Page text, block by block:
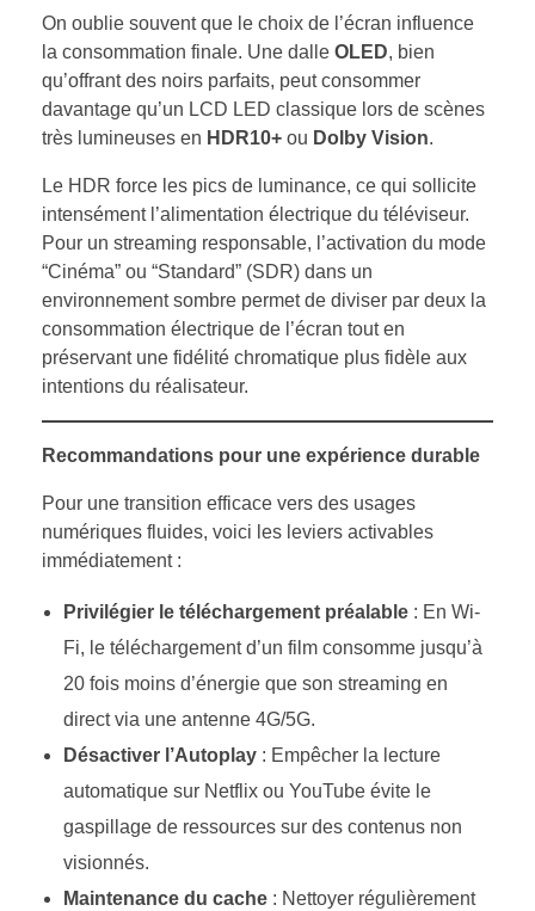
On oublie souvent que le choix de l’écran influence
la consommation finale. Une dalle OLED, bien
qu’offrant des noirs parfaits, peut consommer
davantage qu’un LCD LED classique lors de scènes
très lumineuses en HDR10+ ou Dolby Vision.
Le HDR force les pics de luminance, ce qui sollicite
intensément l’alimentation électrique du téléviseur.
Pour un streaming responsable, l’activation du mode
“Cinéma” ou “Standard” (SDR) dans un
environnement sombre permet de diviser par deux la
consommation électrique de l’écran tout en
préservant une fidélité chromatique plus fidèle aux
intentions du réalisateur.
Recommandations pour une expérience durable
Pour une transition efficace vers des usages
numériques fluides, voici les leviers activables
immédiatement :
Privilégier le téléchargement préalable: En Wi-
Fi, le téléchargement d’un film consomme jusqu’à
20 fois moins d’énergie que son streaming en
direct via une antenne 4G/5G.
Désactiver l’Autoplay: Empêcher la lecture
automatique sur Netflix ou YouTube évite le
gaspillage de ressources sur des contenus non
visionnés.
Maintenance du cache: Nettoyer régulièrement